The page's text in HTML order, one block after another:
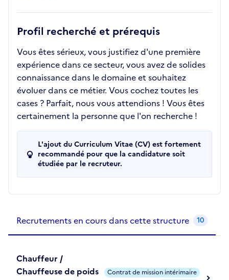
Profil recherché et prérequis
Vous êtes sérieux, vous justifiez d'une première
expérience dans ce secteur, vous avez de solides
connaissance dans le domaine et souhaitez
évoluer dans ce métier. Vous cochez toutes les
cases ? Parfait, nous vous attendions ! Vous êtes
certainement la personne que l'on recherche !
L'ajout du Curriculum Vitae (CV) est fortement
recommandé pour que la candidature soit
étudiée par le recruteur.
Recrutements en cours dans cette structure 10
Chauffeur /
Chauffeuse de poids
Contrat de mission intérimaire